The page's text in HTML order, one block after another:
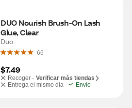
DUO Nourish Brush-On Lash
Glue, Clear
Duo
66
$7.49
Recoger - Verificar más tiendas
Entrega el mismo día
Envío